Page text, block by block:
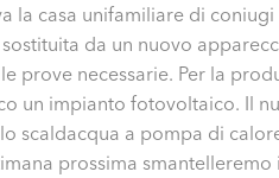
la casa unifamiliare di
da un nuovo
prove necessarie. Per la
un impianto fotovoltaico. Il
a pompa di
prossima